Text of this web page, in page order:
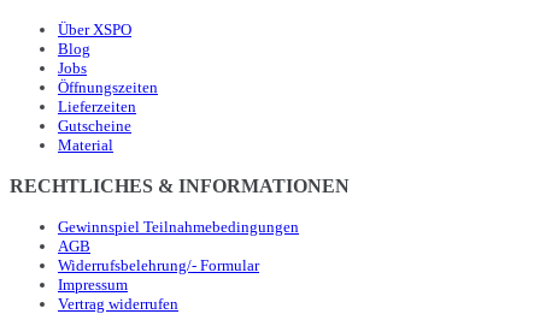
Über XSPO
Blog
Jobs
Öffnungszeiten
Lieferzeiten
Gutscheine
Material
RECHTLICHES & INFORMATIONEN
Gewinnspiel Teilnahmebedingungen
AGB
Widerrufsbelehrung/- Formular
Impressum
Vertrag widerrufen